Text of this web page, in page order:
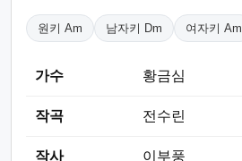
원키 Am 남자키 Dm 여자키 Am
가수 황금심
작곡 전수린
작사 이부풍